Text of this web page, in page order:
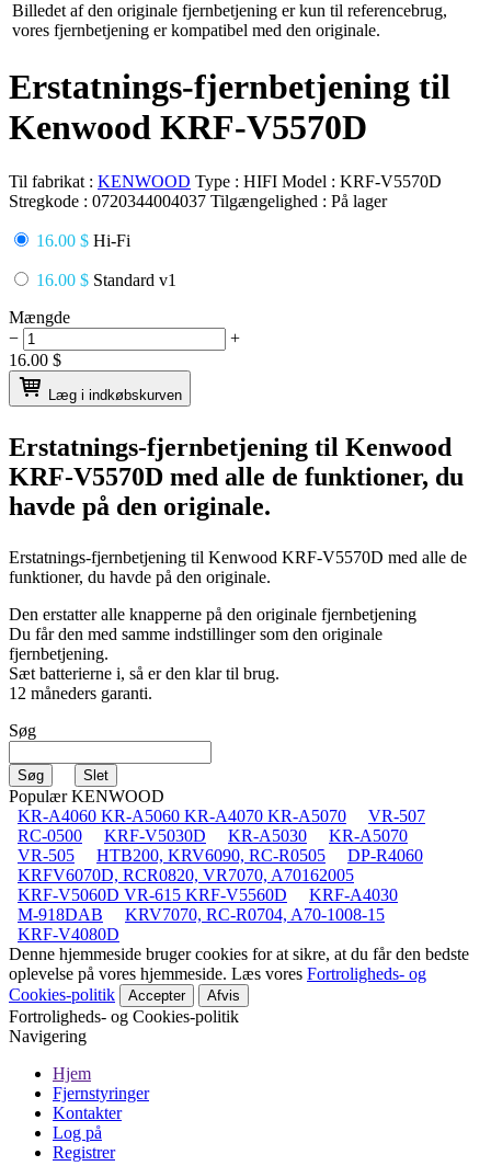
Billedet af den originale fjernbetjening er kun til referencebrug,
vores fjernbetjening er kompatibel med den originale.
Erstatnings-fjernbetjening til
Kenwood KRF-V5570D
Til fabrikat : KENWOOD Type : HIFI Model : KRF-V5570D
Stregkode : 0720344004037 Tilgængelighed : På lager
16.00 $ Hi-Fi
16.00 $ Standard v1
Mængde
−
+
16.00 $
Læg i indkøbskurven
Erstatnings-fjernbetjening til Kenwood
KRF-V5570D med alle de funktioner, du
havde på den originale.
Erstatnings-fjernbetjening til Kenwood KRF-V5570D med alle de
funktioner, du havde på den originale.
Den erstatter alle knapperne på den originale fjernbetjening
Du får den med samme indstillinger som den originale
fjernbetjening.
Sæt batterierne i, så er den klar til brug.
12 måneders garanti.
Søg
Populær KENWOOD
KR-A4060 KR-A5060 KR-A4070 KR-A5070
VR-507
RC-0500
KRF-V5030D KR-A5030
KR-A5070
VR-505
HTB200, KRV6090, RC-R0505
DP-R4060
KRFV6070D, RCR0820, VR7070, A70162005
KRF-V5060D VR-615 KRF-V5560D
KRF-A4030
M-918DAB
KRV7070, RC-R0704, A70-1008-15
KRF-V4080D
Denne hjemmeside bruger cookies for at sikre, at du får den bedste
oplevelse på vores hjemmeside. Læs vores Fortroligheds- og
Cookies-politik
Accepter Afvis
Fortroligheds- og Cookies-politik
Navigering
Hjem
Fjernstyringer
Kontakter
Log på
Registrer